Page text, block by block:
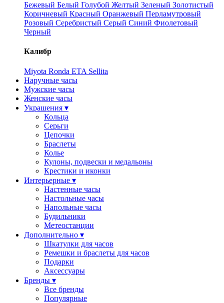
Бежевый Белый Голубой Желтый Зеленый Золотистый
Коричневый Красный Оранжевый Перламутровый
Розовый Серебристый Серый Синий Фиолетовый
Черный
Калибр
Miyota Ronda ETA Sellita
Наручные часы
Мужские часы
Женские часы
Украшения ▾
Кольца
Серьги
Цепочки
Браслеты
Колье
Кулоны, подвески и медальоны
Крестики и иконки
Интерьерные ▾
Настенные часы
Настольные часы
Напольные часы
Будильники
Метеостанции
Дополнительно ▾
Шкатулки для часов
Ремешки и браслеты для часов
Подарки
Аксессуары
Бренды ▾
Все бренды
Популярные